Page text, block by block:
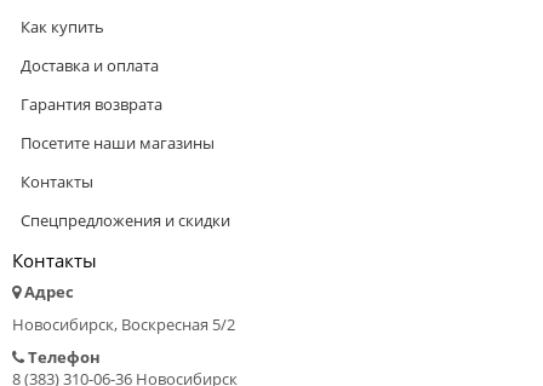
Как купить
Доставка и оплата
Гарантия возврата
Посетите наши магазины
Контакты
Спецпредложения и скидки
Контакты
Адрес
Новосибирск, Воскресная 5/2
Телефон
8 (383) 310-06-36 Новосибирск